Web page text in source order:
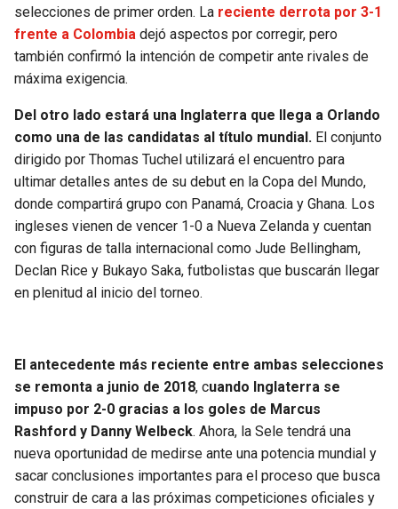
selecciones de primer orden. La reciente derrota por 3-1
frente a Colombia dejó aspectos por corregir, pero
también confirmó la intención de competir ante rivales de
máxima exigencia.
Del otro lado estará una Inglaterra que llega a Orlando
como una de las candidatas al título mundial. El conjunto
dirigido por Thomas Tuchel utilizará el encuentro para
ultimar detalles antes de su debut en la Copa del Mundo,
donde compartirá grupo con Panamá, Croacia y Ghana. Los
ingleses vienen de vencer 1-0 a Nueva Zelanda y cuentan
con figuras de talla internacional como Jude Bellingham,
Declan Rice y Bukayo Saka, futbolistas que buscarán llegar
en plenitud al inicio del torneo.
El antecedente más reciente entre ambas selecciones
se remonta a junio de 2018, cuando Inglaterra se
impuso por 2-0 gracias a los goles de Marcus
Rashford y Danny Welbeck. Ahora, la Sele tendrá una
nueva oportunidad de medirse ante una potencia mundial y
sacar conclusiones importantes para el proceso que busca
construir de cara a las próximas competiciones oficiales y